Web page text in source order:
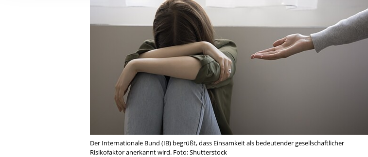
Ihre etwaige Einwilligung erstreckt sich nicht auf notwendige Cookies,
der von Ihnen aufgerufenen und somit gewünschten Website-
aufgrund berechtigter Interessen und daher unabhängig von einer
Der Internationale Bund (IB) begrüßt, dass Einsamkeit als bedeutender gesellschaftlicher
Risikofaktor anerkannt wird. Foto: Shutterstock